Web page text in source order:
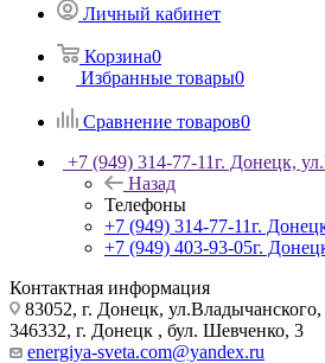
Личный кабинет
Корзина0
Избранные товары0
Сравнение товаров0
+7 (949) 314-77-11г. Донецк,
Назад
Телефоны
+7 (949) 314-77-11г.
+7 (949) 403-93-05г.
Контактная информация
83052, г. Донецк, ул.Владычанского,
346332, г. Донецк , бул. Шевченко, 3
energiya-sveta.com@yandex.ru